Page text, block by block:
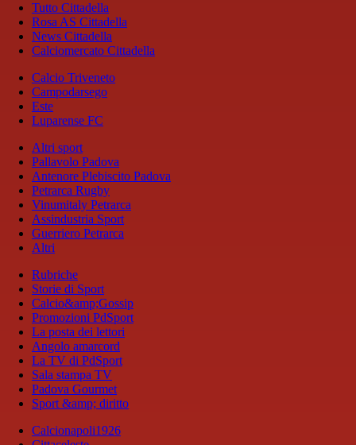
Tutto Cittadella
Rosa AS Cittadella
News Cittadella
Calciomercato Cittadella
Calcio Triveneto
Campodarsego
Este
Luparense FC
Altri sport
Pallavolo Padova
Antenore Plebiscito Padova
Petrarca Rugby
Vinumitaly Petrarca
Assindustria Sport
Guerriero Petrarca
Altri
Rubriche
Storie di Sport
Calcio&amp;Gossip
Promozioni PdSport
La posta dei lettori
Angolo amarcord
La TV di PdSport
Sala stampa TV
Padova Gourmet
Sport &amp; diritto
Calcionapoli1926